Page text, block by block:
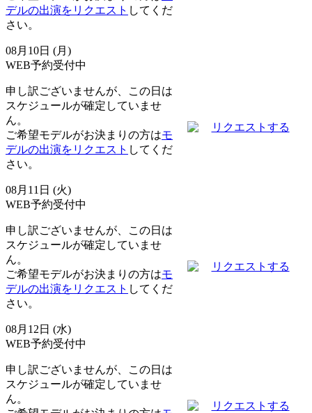
デルの出演をリクエスト してくだ
さい。
08月10日 (月)
WEB予約受付中
申し訳ございませんが、この日は
スケジュールが確定していませ
ん。
ご希望モデルがお決まりの方はモ
デルの出演をリクエスト してくだ
さい。
リクエストする
08月11日 (火)
WEB予約受付中
申し訳ございませんが、この日は
スケジュールが確定していませ
ん。
ご希望モデルがお決まりの方はモ
デルの出演をリクエスト してくだ
さい。
リクエストする
08月12日 (水)
WEB予約受付中
申し訳ございませんが、この日は
スケジュールが確定していませ
ん。
リクエストする